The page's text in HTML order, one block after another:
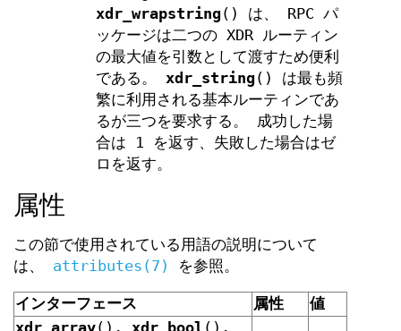
xdr_wrapstring() は、 RPC パ
ッケージは二つの XDR ルーティン
の最大値を引数として渡すため便利
である。 xdr_string() は最も頻
繁に利用される基本ルーティンであ
るが三つを要求する。 成功した場
合は 1 を返す、失敗した場合はゼ
ロを返す。
属性
この節で使用されている用語の説明について
は、 attributes(7) を参照。
インターフェース 属性
値